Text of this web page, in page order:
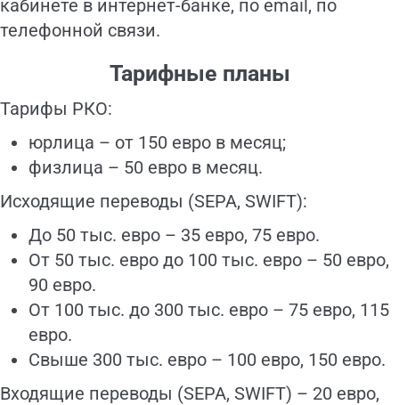
кабинете в интернет-банке, по email, по
телефонной связи.
Тарифные планы
Тарифы РКО:
юрлица – от 150 евро в месяц;
физлица – 50 евро в месяц.
Исходящие переводы (SEPA, SWIFT):
До 50 тыс. евро – 35 евро, 75 евро.
От 50 тыс. евро до 100 тыс. евро – 50 евро,
90 евро.
От 100 тыс. до 300 тыс. евро – 75 евро, 115
евро.
Свыше 300 тыс. евро – 100 евро, 150 евро.
Входящие переводы (SEPA, SWIFT) – 20 евро,